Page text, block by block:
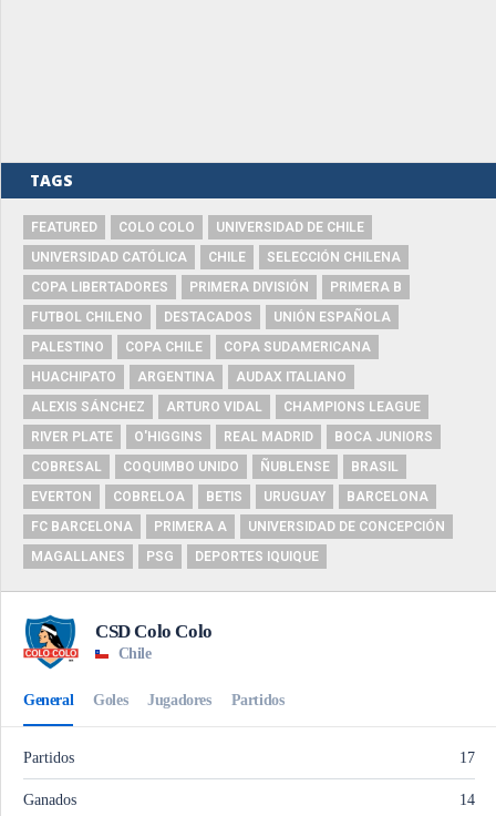
TAGS
FEATURED COLO COLO
UNIVERSIDAD DE CHILE
UNIVERSIDAD CATÓLICA
CHILE
SELECCIÓN CHILENA
COPA LIBERTADORES
PRIMERA DIVISIÓN
PRIMERA B
FUTBOL CHILENO
DESTACADOS
UNIÓN ESPAÑOLA
PALESTINO
COPA CHILE
COPA SUDAMERICANA
HUACHIPATO
ARGENTINA
AUDAX ITALIANO
ALEXIS SÁNCHEZ
ARTURO VIDAL
CHAMPIONS LEAGUE
RIVER PLATE
O'HIGGINS REAL MADRID
BOCA JUNIORS
COBRESAL
COQUIMBO UNIDO ÑUBLENSE
BRASIL
EVERTON
COBRELOA BETIS URUGUAY
BARCELONA
FC BARCELONA
PRIMERA A
UNIVERSIDAD DE CONCEPCIÓN
MAGALLANES
PSG DEPORTES IQUIQUE